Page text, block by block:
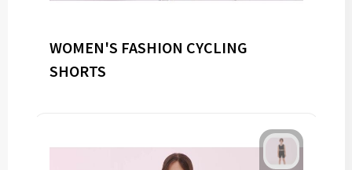
WOMEN'S FASHION CYCLING
SHORTS